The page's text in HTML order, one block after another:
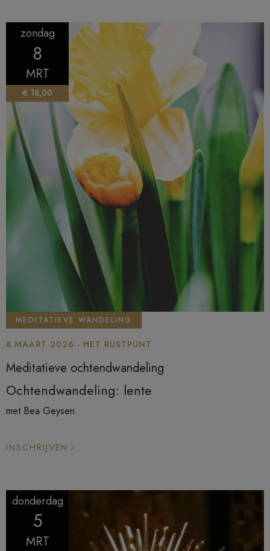
zondag
8
MRT
€ 18,00
MEDITATIEVE WANDELING
8 MAART 2026 - HET RUSTPUNT
Meditatieve ochtendwandeling
Ochtendwandeling: lente
met Bea Geysen
INSCHRIJVEN
donderdag
5
MRT